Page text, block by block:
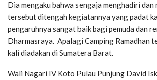
Dia mengaku bahwa sengaja menghadiri dan
tersebut ditengah kegiatannya yang padat
pengaruhnya sangat baik bagi pemuda dan
Dharmasraya. Apalagi Camping Ramadhan
kali diadakan di Sumatera Barat.
Wali Nagari IV Koto Pulau Punjung David